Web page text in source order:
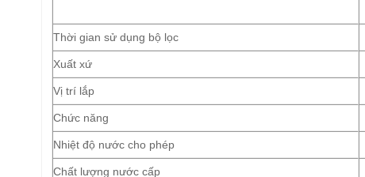
Thời gian sử dụng bộ lọc
Xuất xứ
Vị trí lắp
Chức năng
Nhiệt độ nước cho phép
Chất lượng nước cấp